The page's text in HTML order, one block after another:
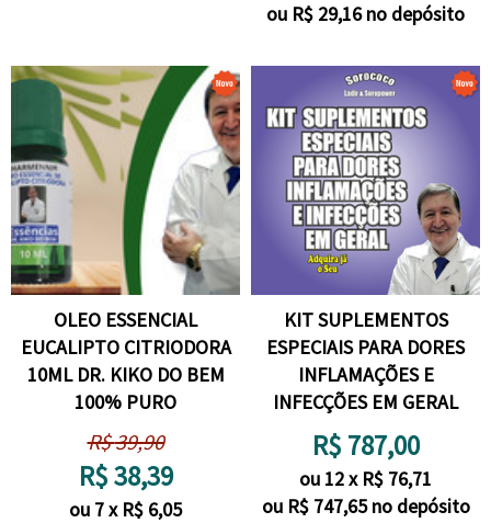
ou R$ 29,16 no depósito
OLEO ESSENCIAL
EUCALIPTO CITRIODORA
10ML DR. KIKO DO BEM
100% PURO
R$39,90
R$38,39
ou 7x R$ 6,05
KIT SUPLEMENTOS
ESPECIAIS PARA DORES
INFLAMAÇÕES E
INFECÇÕES EM GERAL
R$ 787,00
ou 12x R$ 76,71
ou R$ 747,65 no depósito